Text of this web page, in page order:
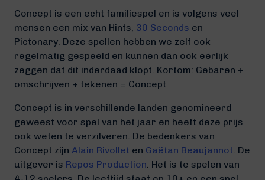
Concept is een echt familiespel en is volgens veel
mensen een mix van Hints, 30 Seconds en
Pictonary. Deze spellen hebben we zelf ook
regelmatig gespeeld en kunnen dan ook eerlijk
zeggen dat dit inderdaad klopt. Kortom: Gebaren +
omschrijven + tekenen = Concept
Concept is in verschillende landen genomineerd
geweest voor spel van het jaar en heeft deze prijs
ook weten te verzilveren. De bedenkers van
Concept zijn Alain Rivollet en Gaëtan Beaujannot. De
uitgever is Repos Production. Het is te spelen van